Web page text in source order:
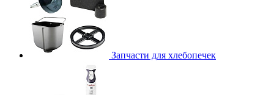
Запчасти для хлебопечек